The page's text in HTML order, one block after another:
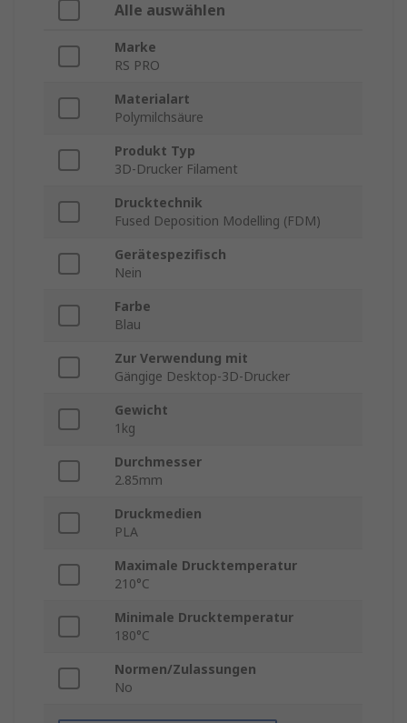
Alle auswählen
Marke
RS PRO
Materialart
Polymilchsäure
Produkt Typ
3D-Drucker Filament
Drucktechnik
Fused Deposition Modelling (FDM)
Gerätespezifisch
Nein
Farbe
Blau
Zur Verwendung mit
Gängige Desktop-3D-Drucker
Gewicht
1kg
Durchmesser
2.85mm
Druckmedien
PLA
Maximale Drucktemperatur
210°C
Minimale Drucktemperatur
180°C
Normen/Zulassungen
No